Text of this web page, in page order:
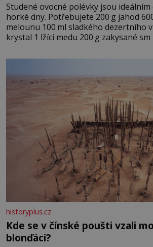
Studené ovocné polévky jsou
horké dny. Potřebujete 200 g jahod 600 g žlutého
melounu 100 ml sladkého dezertního
krystal 1 lžíci medu 200 g zakysané sm
historyplus.cz
Kde se v čínské poušti vzali
blonďáci?